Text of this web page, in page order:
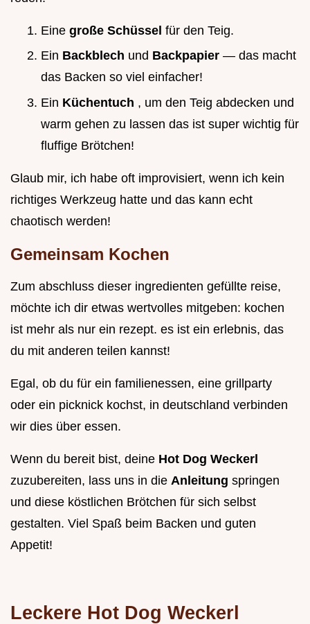
Eine große Schüssel für den Teig.
Ein Backblech und Backpapier — das macht
das Backen so viel einfacher!
Ein Küchentuch , um den Teig abdecken und
warm gehen zu lassen das ist super wichtig für
fluffige Brötchen!
Glaub mir, ich habe oft improvisiert, wenn ich kein
richtiges Werkzeug hatte und das kann echt
chaotisch werden!
Gemeinsam Kochen
Zum abschluss dieser ingredienten gefüllte reise,
möchte ich dir etwas wertvolles mitgeben: kochen
ist mehr als nur ein rezept. es ist ein erlebnis, das
du mit anderen teilen kannst!
Egal, ob du für ein familienessen, eine grillparty
oder ein picknick kochst, in deutschland verbinden
wir dies über essen.
Wenn du bereit bist, deine Hot Dog Weckerl
zuzubereiten, lass uns in die Anleitung springen
und diese köstlichen Brötchen für sich selbst
gestalten. Viel Spaß beim Backen und guten
Appetit!
Leckere Hot Dog Weckerl